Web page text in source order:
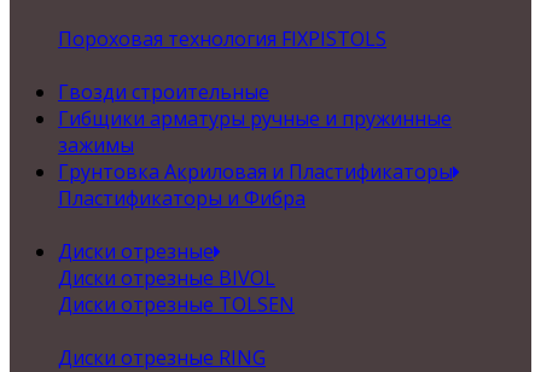
Пороховая технология FIXPISTOLS
Гвозди строительные
Гибщики арматуры ручные и пружинные
зажимы
Грунтовка Акриловая и Пластификаторы
Пластификаторы и Фибра
Диски отрезные
Диски отрезные BIVOL
Диски отрезные TOLSEN
Диски отрезные RING